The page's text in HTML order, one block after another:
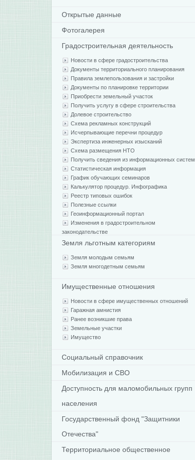
Открытые данные
Фотогалерея
Градостроительная деятельность
Новости в сфере градостроительства
Документы территориального планирования
Правила землепользования и застройки
Документы по планировке территории
Приобрести земельный участок
Получить услугу в сфере строительства
Долевое строительство
Схема рекламных конструкций
Исчерпывающие перечни процедур
Экспертиза инженерных изысканий
Схема размещения НТО
Получить сведения из информационных систем
Статистическая информация
График обучающих семинаров
Калькулятор процедур. Инфографика
Реестр типовых ошибок
Полезные ссылки
Геоинформационный портал
Изменения в градостроительном
законодательстве
Земля льготным категориям
Земля молодым семьям
Земля многодетным семьям
Имущественные отношения
Новости в сфере имущественных отношений
Гаражная амнистия
Ранее возникшие права
Земельные участки
Имущество
Социальный справочник
Мобилизация и СВО
Доступность для маломобильных групп
населения
Государственный фонд "Защитники
Отечества"
Территориальное общественное